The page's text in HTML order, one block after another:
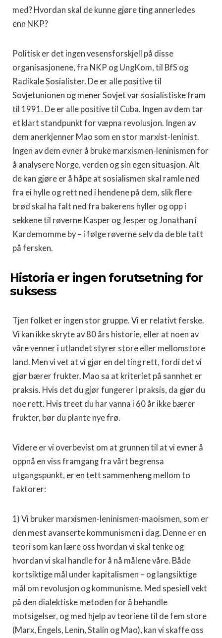
med? Hvordan skal de kunne gjøre ting annerledes
enn NKP?
Politisk er det ingen vesensforskjell på disse
organisasjonene, fra NKP og UngKom, til BfS og
Radikale Sosialister. De er alle positive til
Sovjetunionen og mener Sovjet var sosialistiske fram
til 1991. De er alle positive til Cuba. Ingen av dem tar
et klart standpunkt for væpna revolusjon. Ingen av
dem anerkjenner Mao som en stor marxist-leninist.
Ingen av dem evner å bruke marxismen-leninismen for
å analysere Norge, verden og sin egen situasjon. Alt
de kan gjøre er å håpe at sosialismen skal ramle ned
fra ei hylle og rett ned i hendene på dem, slik flere
brød skal ha falt ned fra bakerens hyller og opp i
sekkene til røverne Kasper og Jesper og Jonathan i
Kardemomme by – i følge røverne selv da de ble tatt
på fersken.
Historia er ingen forutsetning for
suksess
Tjen folket er ingen stor gruppe. Vi er relativt ferske.
Vi kan ikke skryte av 80 års historie, eller at noen av
våre venner i utlandet styrer store eller mellomstore
land. Men vi vet at vi gjør en del ting rett, fordi det vi
gjør bærer frukter. Mao sa at kriteriet på sannhet er
praksis. Hvis det du gjør fungerer i praksis, da gjør du
noe rett. Hvis treet du har vanna i 60 år ikke bærer
frukter, bør du plante nye frø.
Videre er vi overbevist om at grunnen til at vi evner å
oppnå en viss framgang fra vårt begrensa
utgangspunkt, er en tett sammenheng mellom to
faktorer:
1) Vi bruker marxismen-leninismen-maoismen, som er
den mest avanserte kommunismen i dag. Denne er en
teori som kan lære oss hvordan vi skal tenke og
hvordan vi skal handle for å nå målene våre. Både
kortsiktige mål under kapitalismen – og langsiktige
mål om revolusjon og kommunisme. Med spesiell vekt
på den dialektiske metoden for å behandle
motsigelser, og med hjelp av teoriene til de fem store
(Marx, Engels, Lenin, Stalin og Mao), kan vi skaffe oss